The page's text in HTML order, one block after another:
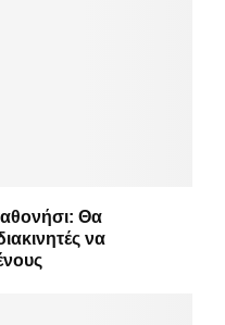
Θα
να